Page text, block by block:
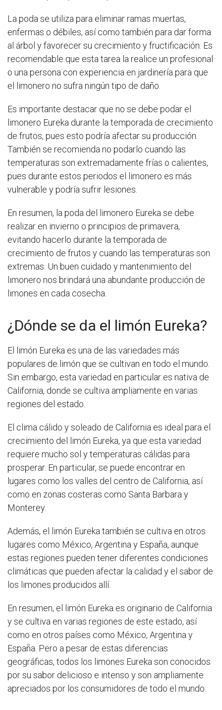
La poda se utiliza para eliminar ramas muertas,
enfermas o débiles, así como también para dar forma
al árbol y favorecer su crecimiento y fructificación. Es
recomendable que esta tarea la realice un profesional
o una persona con experiencia en jardinería para que
el limonero no sufra ningún tipo de daño.
Es importante destacar que no se debe podar el
limonero Eureka durante la temporada de crecimiento
de frutos, pues esto podría afectar su producción.
También se recomienda no podarlo cuando las
temperaturas son extremadamente frías o calientes,
pues durante estos periodos el limonero es más
vulnerable y podría sufrir lesiones.
En resumen, la poda del limonero Eureka se debe
realizar en invierno o principios de primavera,
evitando hacerlo durante la temporada de
crecimiento de frutos y cuando las temperaturas son
extremas. Un buen cuidado y mantenimiento del
limonero nos brindará una abundante producción de
limones en cada cosecha.
¿Dónde se da el limón Eureka?
El limón Eureka es una de las variedades más
populares de limón que se cultivan en todo el mundo.
Sin embargo, esta variedad en particular es nativa de
California, donde se cultiva ampliamente en varias
regiones del estado.
El clima cálido y soleado de California es ideal para el
crecimiento del limón Eureka, ya que esta variedad
requiere mucho sol y temperaturas cálidas para
prosperar. En particular, se puede encontrar en
lugares como los valles del centro de California, así
como en zonas costeras como Santa Barbara y
Monterey.
Además, el limón Eureka también se cultiva en otros
lugares como México, Argentina y España, aunque
estas regiones pueden tener diferentes condiciones
climáticas que pueden afectar la calidad y el sabor de
los limones producidos allí.
En resumen, el limón Eureka es originario de California
y se cultiva en varias regiones de este estado, así
como en otros países como México, Argentina y
España. Pero a pesar de estas diferencias
geográficas, todos los limones Eureka son conocidos
por su sabor delicioso e intenso y son ampliamente
apreciados por los consumidores de todo el mundo.